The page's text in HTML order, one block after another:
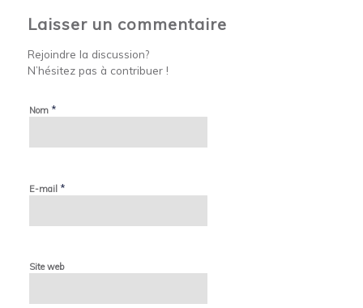
Laisser un commentaire
Rejoindre la discussion?
N’hésitez pas à contribuer !
Nom *
E-mail *
Site web